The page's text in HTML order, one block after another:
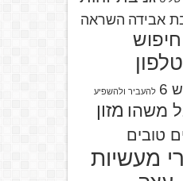
אבידה השראה
חיפוש
טלפון
6 להעביר ולהשפיע
משהו מזון
טובים
מעשיות